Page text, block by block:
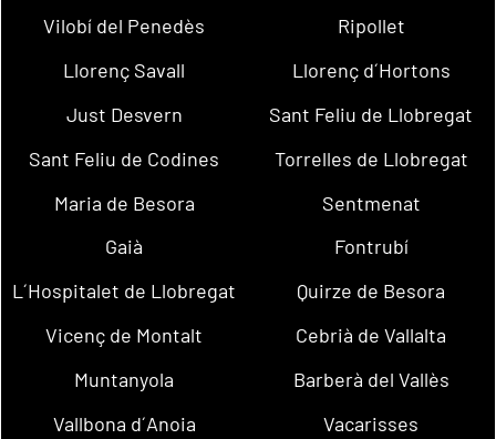
Vilobí del Penedès
Ripollet
Llorenç Savall
Llorenç d´Hortons
Just Desvern
Sant Feliu de Llobregat
Sant Feliu de Codines
Torrelles de Llobregat
Maria de Besora
Sentmenat
Gaià
Fontrubí
L´Hospitalet de Llobregat
Quirze de Besora
Vicenç de Montalt
Cebrià de Vallalta
Muntanyola
Barberà del Vallès
Vallbona d´Anoia
Vacarisses